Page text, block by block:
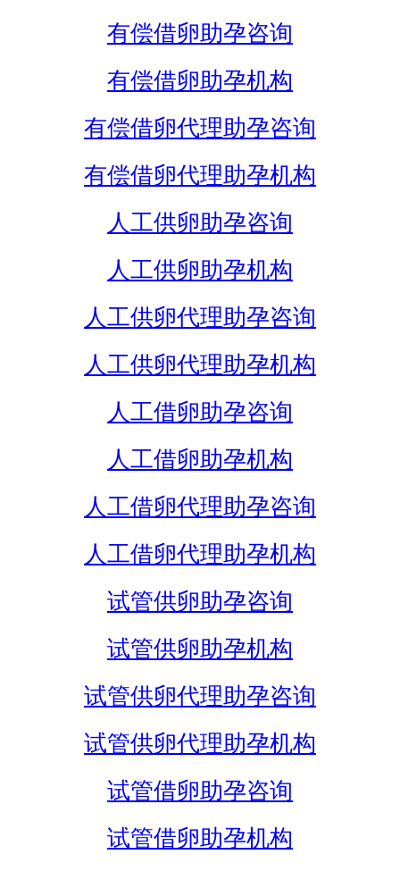
有偿借卵助孕咨询
有偿借卵助孕机构
有偿借卵代理助孕咨询
有偿借卵代理助孕机构
人工供卵助孕咨询
人工供卵助孕机构
人工供卵代理助孕咨询
人工供卵代理助孕机构
人工借卵助孕咨询
人工借卵助孕机构
人工借卵代理助孕咨询
人工借卵代理助孕机构
试管供卵助孕咨询
试管供卵助孕机构
试管供卵代理助孕咨询
试管供卵代理助孕机构
试管借卵助孕咨询
试管借卵助孕机构